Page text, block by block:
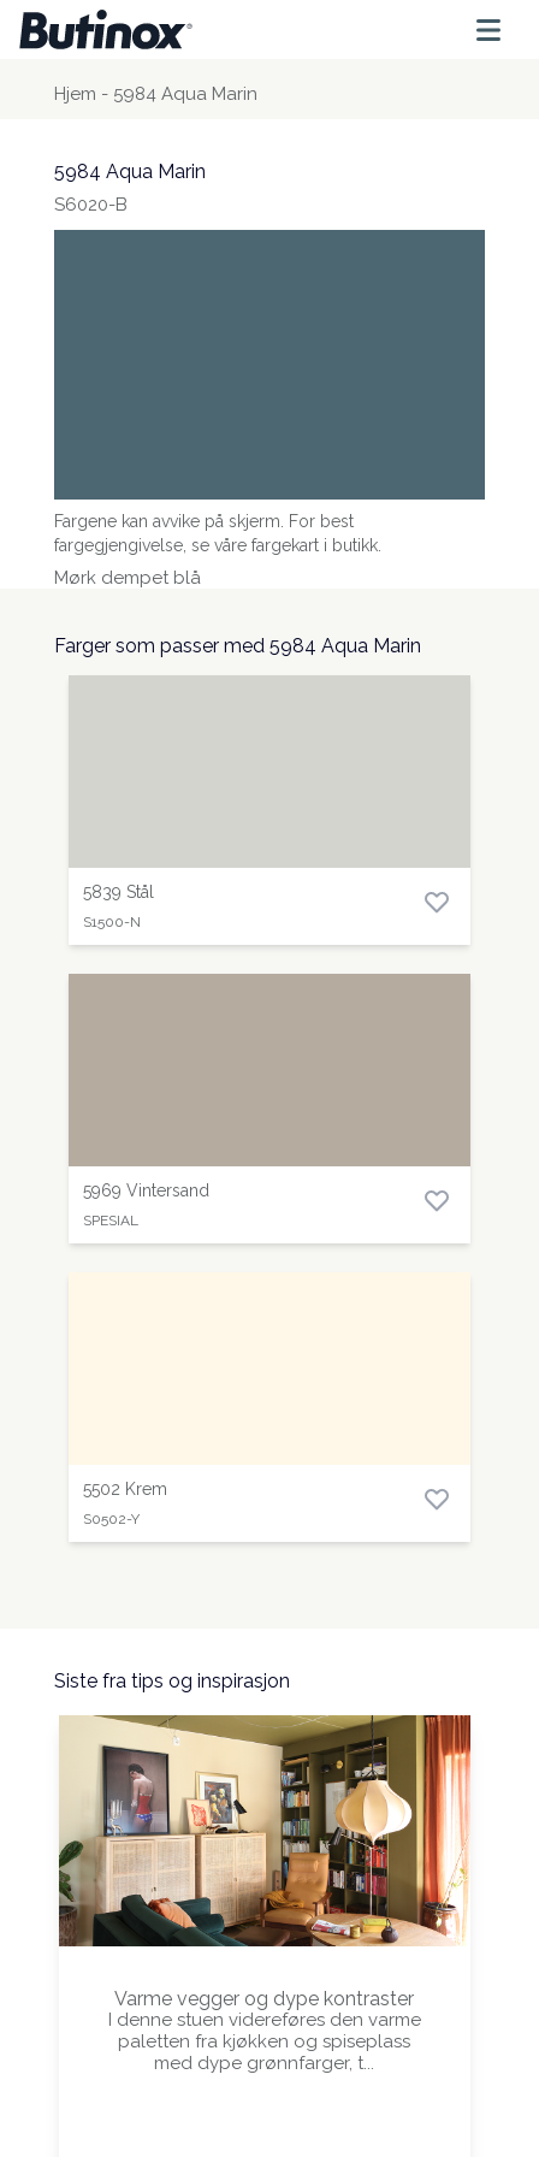
Hjem - 5984 Aqua Marin
5984 Aqua Marin
S6020-B
Fargene kan avvike på skjerm. For best
fargegjengivelse, se våre fargekart i butikk.
Mørk dempet blå
Farger som passer med 5984 Aqua Marin
5839 Stål
S1500-N
5969 Vintersand
SPESIAL
5502 Krem
S0502-Y
Siste fra tips og inspirasjon
Varme vegger og dype kontraster
I denne stuen videreføres den varme
paletten fra kjøkken og spiseplass
med dype grønnfarger, t...